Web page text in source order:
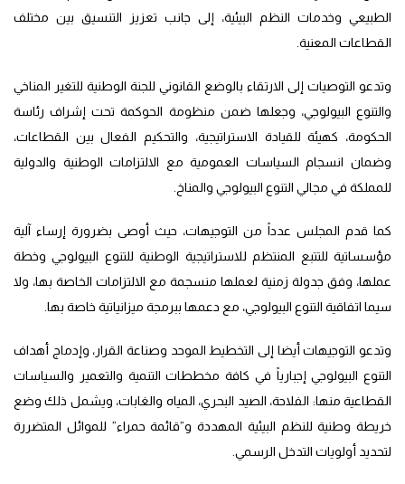
الطبيعي وخدمات النظم البيئية، إلى جانب تعزيز التنسيق بين مختلف
القطاعات المعنية.
وتدعو التوصيات إلى الارتقاء بالوضع القانوني للجنة الوطنية للتغير المناخي
والتنوع البيولوجي، وجعلها ضمن منظومة الحوكمة تحت إشراف رئاسة
الحكومة، كهيئة للقيادة الاستراتيجية، والتحكيم الفعال بين القطاعات،
وضمان انسجام السياسات العمومية مع الالتزامات الوطنية والدولية
للمملكة في مجالي التنوع البيولوجي والمناخ.
كما قدم المجلس عدداً من التوجيهات، حيث أوصى بضرورة إرساء آلية
مؤسساتية للتتبع المنتظم للاستراتيجية الوطنية للتنوع البيولوجي وخطة
عملها، وفق جدولة زمنية لعملها منسجمة مع الالتزامات الخاصة بها، ولا
سيما اتفاقية التنوع البيولوجي، مع دعمها ببرمجة ميزانياتية خاصة بها.
وتدعو التوجيهات أيضا إلى التخطيط الموحد وصناعة القرار، وإدماج أهداف
التنوع البيولوجي إجبارياً في كافة مخططات التنمية والتعمير والسياسات
القطاعية منها: الفلاحة، الصيد البحري، المياه والغابات، ويشمل ذلك وضع
خريطة وطنية للنظم البيئية المهددة و”قائمة حمراء” للموائل المتضررة
لتحديد أولويات التدخل الرسمي.